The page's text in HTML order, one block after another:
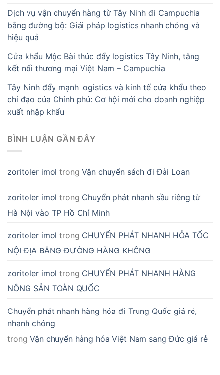
Dịch vụ vận chuyển hàng từ Tây Ninh đi Campuchia
bằng đường bộ: Giải pháp logistics nhanh chóng và
hiệu quả
Cửa khẩu Mộc Bài thúc đẩy logistics Tây Ninh, tăng
kết nối thương mại Việt Nam – Campuchia
Tây Ninh đẩy mạnh logistics và kinh tế cửa khẩu theo
chỉ đạo của Chính phủ: Cơ hội mới cho doanh nghiệp
xuất nhập khẩu
BÌNH LUẬN GẦN ĐÂY
zoritoler imol trong Vận chuyển sách đi Đài Loan
zoritoler imol trong Chuyển phát nhanh sầu riêng từ
Hà Nội vào TP Hồ Chí Minh
zoritoler imol trong CHUYỂN PHÁT NHANH HỎA TỐC
NỘI ĐỊA BẰNG ĐƯỜNG HÀNG KHÔNG
zoritoler imol trong CHUYỂN PHÁT NHANH HÀNG
NÔNG SẢN TOÀN QUỐC
Chuyển phát nhanh hàng hóa đi Trung Quốc giá rẻ,
nhanh chóng
trong Vận chuyển hàng hóa Việt Nam sang Đức giá rẻ